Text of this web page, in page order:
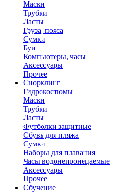
Маски
Трубки
Ласты
Груза, пояса
Сумки
Буи
Компьютеры, часы
Аксессуары
Прочее
Снорклинг
Гидрокостюмы
Маски
Трубки
Ласты
Футболки защитные
Обувь для пляжа
Сумки
Наборы для плавания
Часы водонепронецаемые
Аксессуары
Прочее
Обучение